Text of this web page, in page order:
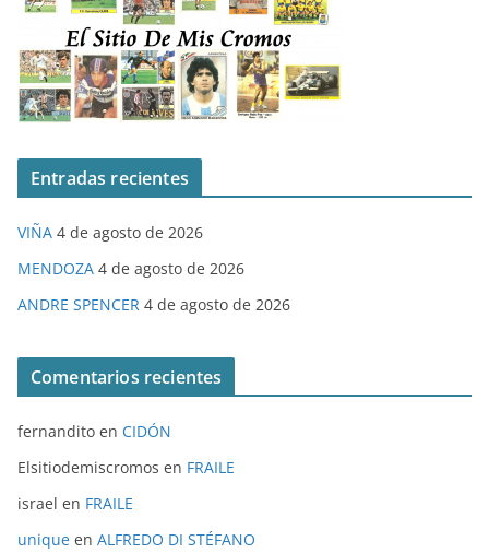
Entradas recientes
VIÑA 4 de agosto de 2026
MENDOZA 4 de agosto de 2026
ANDRE SPENCER 4 de agosto de 2026
Comentarios recientes
fernandito en CIDÓN
Elsitiodemiscromos en FRAILE
israel en FRAILE
unique en ALFREDO DI STÉFANO